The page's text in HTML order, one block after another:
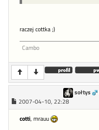
raczej cottka ;)
Cambo
sołtys
2007-04-10, 22:28
cotti, mrauu